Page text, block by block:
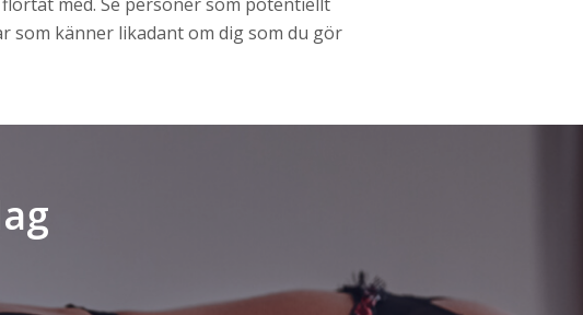
som känner likadant om dig som du gör